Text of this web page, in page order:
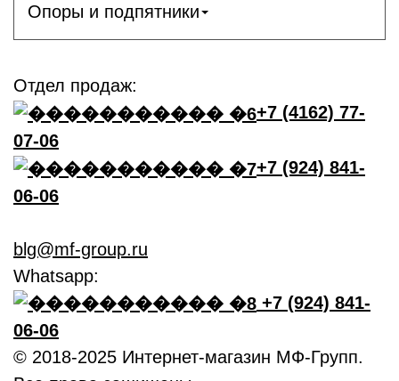
Опоры и подпятники
Отдел продаж:
+7 (4162) 77-
07-06
+7 (924) 841-
06-06
blg@mf-group.ru
Whatsapp:
+7 (924) 841-
06-06
© 2018-2025 Интернет-магазин МФ-Групп.